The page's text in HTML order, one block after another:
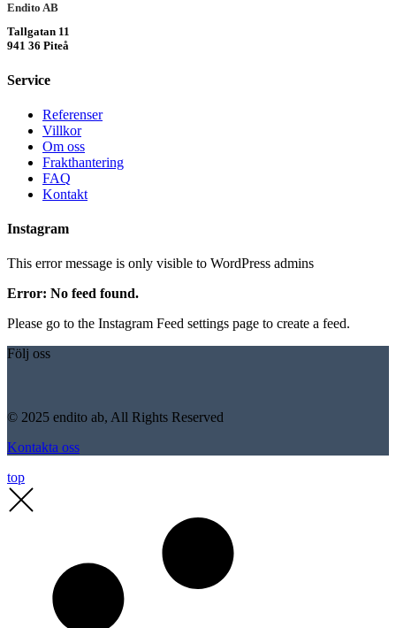
Endito AB
Tallgatan 11
941 36 Piteå
Service
Referenser
Villkor
Om oss
Frakthantering
FAQ
Kontakt
Instagram
This error message is only visible to WordPress admins
Error: No feed found.
Please go to the Instagram Feed settings page to create a feed.
Följ oss
© 2025 endito ab, All Rights Reserved
Kontakta oss
top